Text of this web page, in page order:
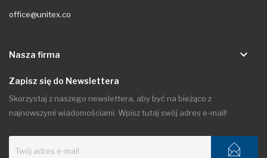
office@unitex.co
Nasza firma keyboard_arrow_down
Zapisz się do Newslettera
Skorzystaj z naszego newslettera, aby być na bieżąco z
najnowszymi wiadomościami. Wpisz tutaj swój adres e-mail!